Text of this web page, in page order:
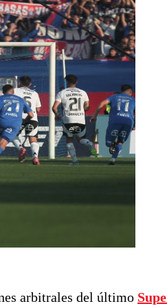
arbitrales del último